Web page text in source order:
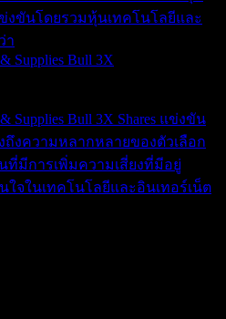
ข่งขันโดยรวมหุ้นเทคโนโลยีและ
า
Supplies Bull 3X
Supplies Bull 3X Shares แข่งขัน
ถึงความหลากหลายของตัวเลือก
ที่มีการเพิ่มความเสี่ยงที่มีอยู่
จในเทคโนโลยีและอินเทอร์เน็ต